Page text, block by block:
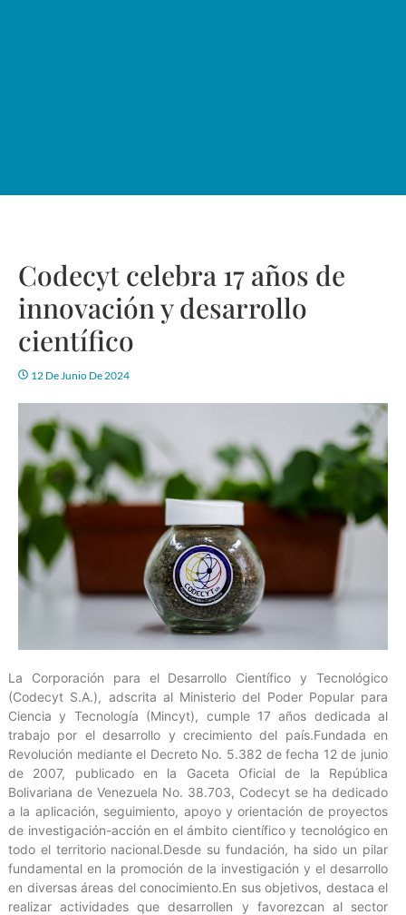
Codecyt celebra 17 años de
innovación y desarrollo
científico
12 De Junio De 2024
La Corporación para el Desarrollo Científico y Tecnológico
(Codecyt S.A.), adscrita al Ministerio del Poder Popular para
Ciencia y Tecnología (Mincyt), cumple 17 años dedicada al
trabajo por el desarrollo y crecimiento del país.Fundada en
Revolución mediante el Decreto No. 5.382 de fecha 12 de junio
de 2007, publicado en la Gaceta Oficial de la República
Bolivariana de Venezuela No. 38.703, Codecyt se ha dedicado
a la aplicación, seguimiento, apoyo y orientación de proyectos
de investigación-acción en el ámbito científico y tecnológico en
todo el territorio nacional.Desde su fundación, ha sido un pilar
fundamental en la promoción de la investigación y el desarrollo
en diversas áreas del conocimiento.En sus objetivos, destaca el
realizar actividades que desarrollen y favorezcan al sector